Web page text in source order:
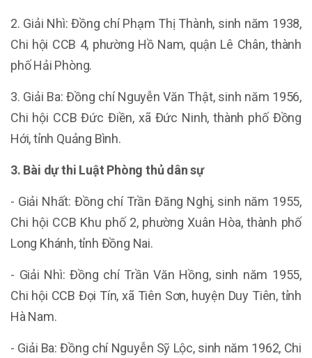
2. Giải Nhì: Đồng chí Phạm Thị Thành, sinh năm 1938,
Chi hội CCB 4, phường Hồ Nam, quận Lê Chân, thành
phố Hải Phòng.
3. Giải Ba: Đồng chí Nguyễn Văn Thật, sinh năm 1956,
Chi hội CCB Đức Điền, xã Đức Ninh, thành phố Đồng
Hới, tỉnh Quảng Bình.
3. Bài dự thi Luật Phòng thủ dân sự
- Giải Nhất: Đồng chí Trần Đăng Nghị, sinh năm 1955,
Chi hội CCB Khu phố 2, phường Xuân Hòa, thành phố
Long Khánh, tỉnh Đồng Nai.
- Giải Nhì: Đồng chí Trần Văn Hồng, sinh năm 1955,
Chi hội CCB Đọi Tín, xã Tiên Sơn, huyện Duy Tiên, tỉnh
Hà Nam.
- Giải Ba: Đồng chí Nguyễn Sỹ Lộc, sinh năm 1962, Chi